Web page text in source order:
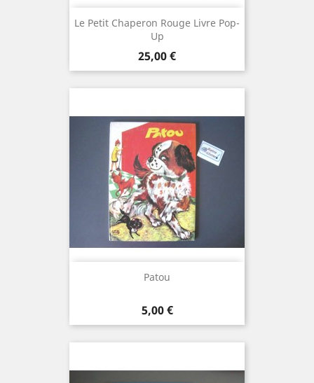
Le Petit Chaperon Rouge Livre Pop-
Up
Prix
25,00 €
Patou
Prix
5,00 €